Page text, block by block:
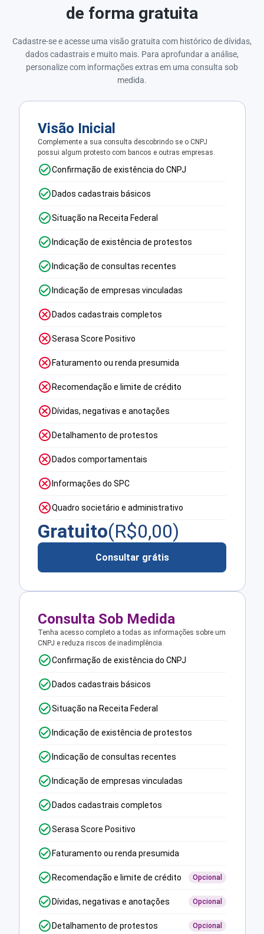
de forma gratuita
Cadastre-se e acesse uma visão gratuita com histórico de dívidas,
dados cadastrais e muito mais. Para aprofundar a análise,
personalize com informações extras em uma consulta sob
medida.
Visão Inicial
Complemente a sua consulta descobrindo se o CNPJ
possui algum protesto com bancos e outras empresas.
Confirmação de existência do CNPJ
Dados cadastrais básicos
Situação na Receita Federal
Indicação de existência de protestos
Indicação de consultas recentes
Indicação de empresas vinculadas
Dados cadastrais completos
Serasa Score Positivo
Faturamento ou renda presumida
Recomendação e limite de crédito
Dívidas, negativas e anotações
Detalhamento de protestos
Dados comportamentais
Informações do SPC
Quadro societário e administrativo
Gratuito(R$0,00)
Consultar grátis
Consulta Sob Medida
Tenha acesso completo a todas as informações sobre um
CNPJ e reduza riscos de inadimplência.
Confirmação de existência do CNPJ
Dados cadastrais básicos
Situação na Receita Federal
Indicação de existência de protestos
Indicação de consultas recentes
Indicação de empresas vinculadas
Dados cadastrais completos
Serasa Score Positivo
Faturamento ou renda presumida
Recomendação e limite de crédito Opcional
Dívidas, negativas e anotações Opcional
Detalhamento de protestos Opcional